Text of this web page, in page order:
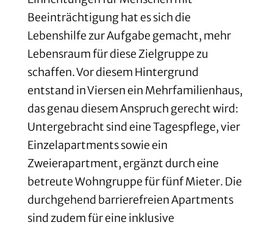
Beeinträchtigung hat es sich die
Lebenshilfe zur Aufgabe gemacht, mehr
Lebensraum für diese Zielgruppe zu
schaffen. Vor diesem Hintergrund
entstand in Viersen ein Mehrfamilienhaus,
das genau diesem Anspruch gerecht wird:
Untergebracht sind eine Tagespflege, vier
Einzelapartments sowie ein
Zweierapartment, ergänzt durch eine
betreute Wohngruppe für fünf Mieter. Die
durchgehend barrierefreien Apartments
sind zudem für eine inklusive